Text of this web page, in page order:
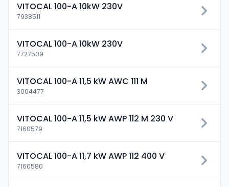
VITOCAL 100-A 10kW 230V
7938511
VITOCAL 100-A 10kW 230V
7727509
VITOCAL 100-A 11,5 kW AWC 111 M
3004477
VITOCAL 100-A 11,5 kW AWP 112 M 230 V
7160579
VITOCAL 100-A 11,7 kW AWP 112 400 V
7160580